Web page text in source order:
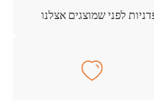
לפני שמוצגים אצלנו